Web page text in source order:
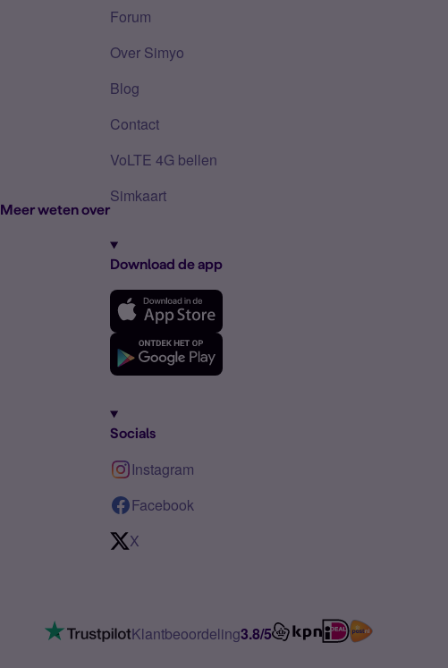
Meer weten over
Forum
Over Simyo
Blog
Contact
VoLTE 4G bellen
Simkaart
Download de app
Socials
Instagram
Facebook
X
Klantbeoordeling3.8/5